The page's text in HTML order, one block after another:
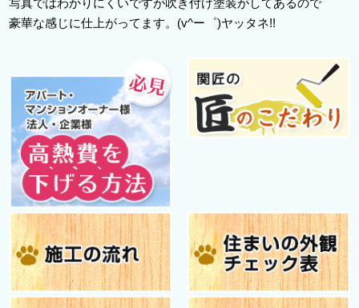
写真ではわかりにくいですが吹き付け塗装がしてあるので
豪華な感じに仕上がってます。(v^ー゜)ヤッタネ!!